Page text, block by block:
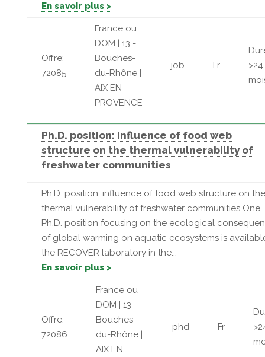
En savoir plus >
Offre:
72085
France ou
DOM | 13 -
Bouches-
du-Rhône |
AIX EN
PROVENCE
job Fr
>24
Ph.D. position: influence of food web
structure on the thermal vulnerability of
freshwater communities
Ph.D. position: influence of food web structure on the
thermal vulnerability of freshwater communities One
Ph.D. position focusing on the ecological
of global warming on aquatic ecosystems is
the RECOVER laboratory in the...
En savoir plus >
Offre:
72086
France ou
DOM | 13 -
Bouches-
du-Rhône |
AIX EN
phd Fr